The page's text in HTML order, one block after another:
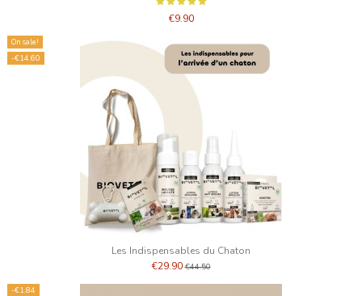
€9.90
On sale!
-€14.60
Les Indispensables du Chaton
€29.90€44.50
-€1.84